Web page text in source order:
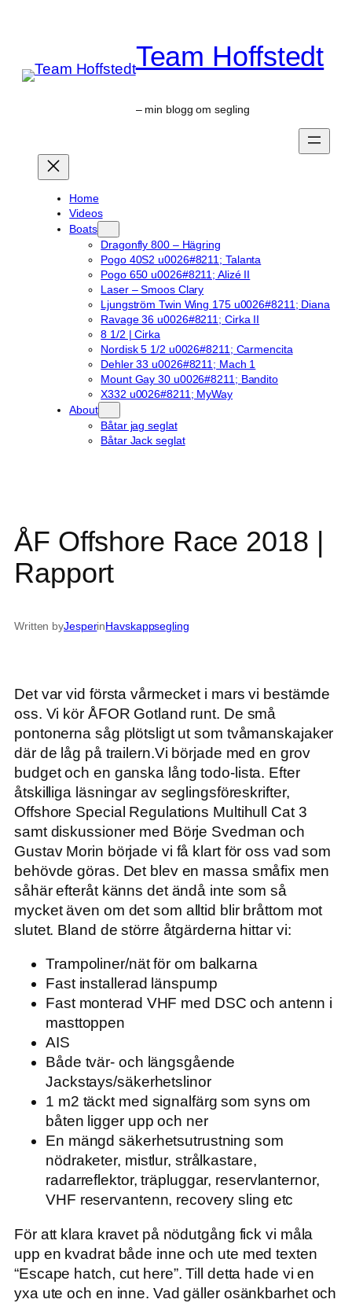
Team Hoffstedt
– min blogg om segling
Home
Videos
Boats
Dragonfly 800 – Hägring
Pogo 40S2 u0026#8211; Talanta
Pogo 650 u0026#8211; Alizé II
Laser – Smoos Clary
Ljungström Twin Wing 175 u0026#8211; Diana
Ravage 36 u0026#8211; Cirka II
8 1/2 | Cirka
Nordisk 5 1/2 u0026#8211; Carmencita
Dehler 33 u0026#8211; Mach 1
Mount Gay 30 u0026#8211; Bandito
X332 u0026#8211; MyWay
About
Båtar jag seglat
Båtar Jack seglat
ÅF Offshore Race 2018 |
Rapport
Written byJesperinHavskappsegling
Det var vid första vårmecket i mars vi bestämde
oss. Vi kör ÅFOR Gotland runt. De små
pontonerna såg plötsligt ut som tvåmanskajaker
där de låg på trailern.Vi började med en grov
budget och en ganska lång todo-lista. Efter
åtskilliga läsningar av seglingsföreskrifter,
Offshore Special Regulations Multihull Cat 3
samt diskussioner med Börje Svedman och
Gustav Morin började vi få klart för oss vad som
behövde göras. Det blev en massa småfix men
såhär efteråt känns det ändå inte som så
mycket även om det som alltid blir bråttom mot
slutet. Bland de större åtgärderna hittar vi:
Trampoliner/nät för om balkarna
Fast installerad länspump
Fast monterad VHF med DSC och antenn i
masttoppen
AIS
Både tvär- och längsgående
Jackstays/säkerhetslinor
1 m2 täckt med signalfärg som syns om
båten ligger upp och ner
En mängd säkerhetsutrustning som
nödraketer, mistlur, strålkastare,
radarreflektor, träpluggar, reservlanternor,
VHF reservantenn, recovery sling etc
För att klara kravet på nödutgång fick vi måla
upp en kvadrat både inne och ute med texten
“Escape hatch, cut here”. Till detta hade vi en
yxa ute och en inne. Vad gäller osänkbarhet och